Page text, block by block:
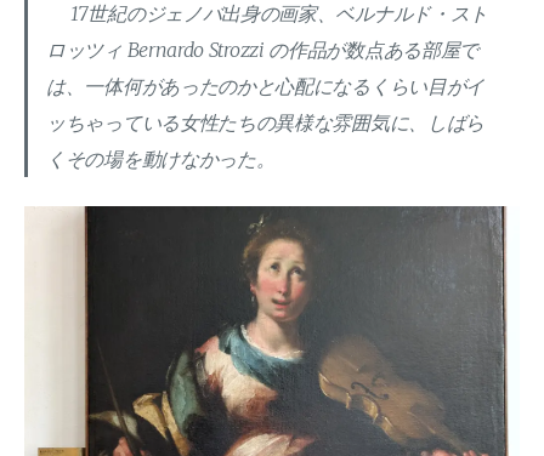
17世紀のジェノバ出身の画家、ベルナルド・スト
ロッツィ Bernardo Strozzi の作品が数点ある部屋で
は、一体何があったのかと心配になるくらい目がイ
ッちゃっている女性たちの異様な雰囲気に、しばら
くその場を動けなかった。